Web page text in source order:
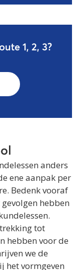
1, 2, 3?
anders
ene aanpak per
Bedenk vooraf
hebben
tot
hebben voor de
we de
het vormgeven